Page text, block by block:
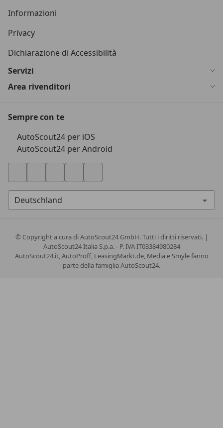
Informazioni
Privacy
Dichiarazione di Accessibilità
Servizi
Area rivenditori
Sempre con te
AutoScout24 per iOS
AutoScout24 per Android
© Copyrighta cura di AutoScout24 GmbH. Tutti i diritti riservati. |
AutoScout24 Italia S.p.a. - P. IVA IT03384980284
AutoScout24.it, AutoProff, LeasingMarkt.de, Media e Smyle fanno
parte della famiglia AutoScout24.